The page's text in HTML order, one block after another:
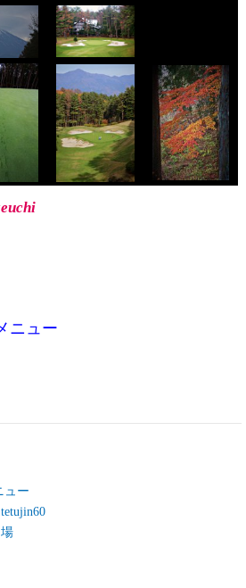
ニュー
ー